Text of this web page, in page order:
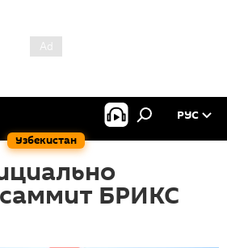
Узбекистан
РУС
БРИКС